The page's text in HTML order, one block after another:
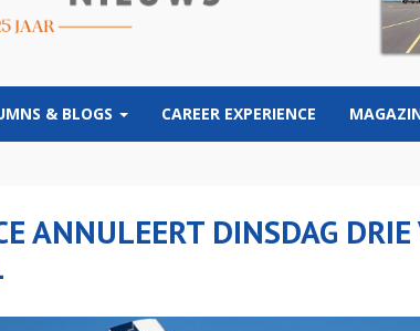
& BLOGS CAREER EXPERIENCE
ANNULEERT DINSDAG